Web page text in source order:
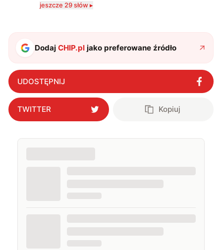
serio? Pisaniem o szeroko pojętej technice o zajmuję
i gram w gry :)
jeszcze 29 słów ▸
DodajCHIP.pl jako preferowane źródło
UDOSTĘPNIJ
TWITTER Kopiuj